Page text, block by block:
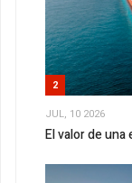
2
JUL, 10 2026
El valor de una